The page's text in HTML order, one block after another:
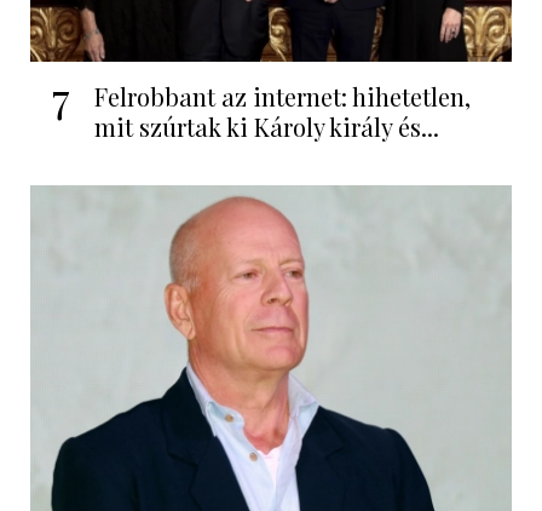
7
Felrobbant az internet: hihetetlen,
mit szúrtak ki Károly király és...